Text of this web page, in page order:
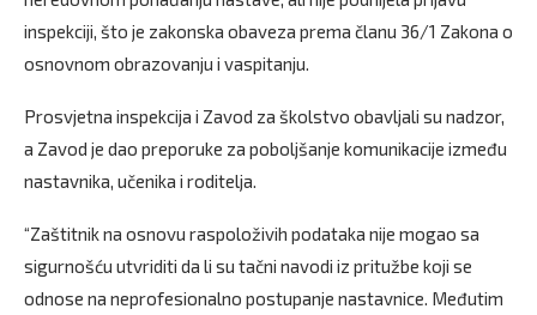
inspekciji, što je zakonska obaveza prema članu 36/1 Zakona o
osnovnom obrazovanju i vaspitanju.
Prosvjetna inspekcija i Zavod za školstvo obavljali su nadzor,
a Zavod je dao preporuke za poboljšanje komunikacije između
nastavnika, učenika i roditelja.
“Zaštitnik na osnovu raspoloživih podataka nije mogao sa
sigurnošću utvriditi da li su tačni navodi iz pritužbe koji se
odnose na neprofesionalno postupanje nastavnice. Međutim